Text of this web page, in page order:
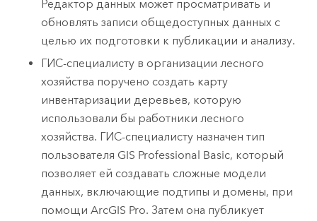
Редактор данных может просматривать и
обновлять записи общедоступных данных с
целью их подготовки к публикации и анализу.
ГИС-специалисту в организации лесного
хозяйства поручено создать карту
инвентаризации деревьев, которую
использовали бы работники лесного
хозяйства. ГИС-специалисту назначен тип
пользователя GIS Professional Basic, который
позволяет ей создавать сложные модели
данных, включающие подтипы и домены, при
помощиArcGIS Pro.Затем она публикует